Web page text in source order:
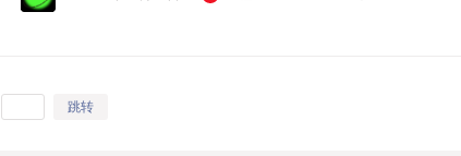
跳转